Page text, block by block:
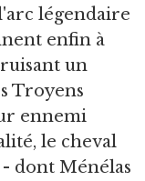
légendaire
enfin à
un
Troyens
ennemi
le cheval
dont Ménélas